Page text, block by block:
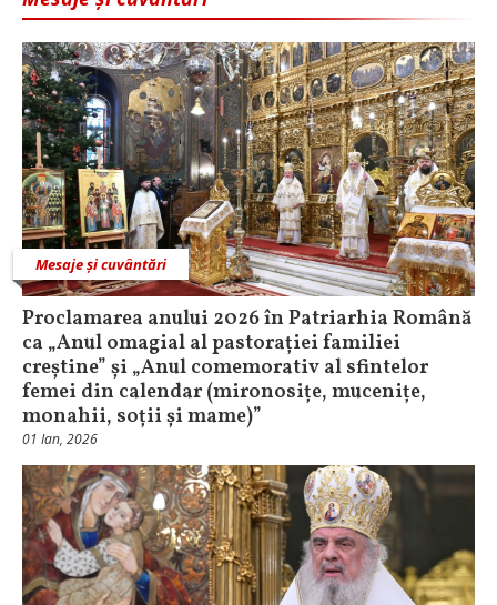
Mesaje și cuvântări
Proclamarea anului 2026 în Patriarhia Română
ca „Anul omagial al pastorației familiei
creștine” și „Anul comemorativ al sfintelor
femei din calendar (mironosițe, mucenițe,
monahii, soții și mame)”
01 Ian, 2026